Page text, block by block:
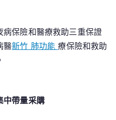
保險和醫療救助三重保證
醫新竹 肺功能療保險和救助
中帶量采購